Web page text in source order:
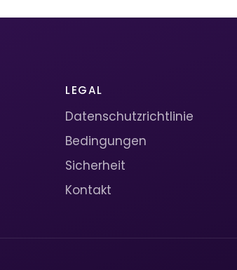
LEGAL
Datenschutzrichtlinie
Bedingungen
Sicherheit
Kontakt